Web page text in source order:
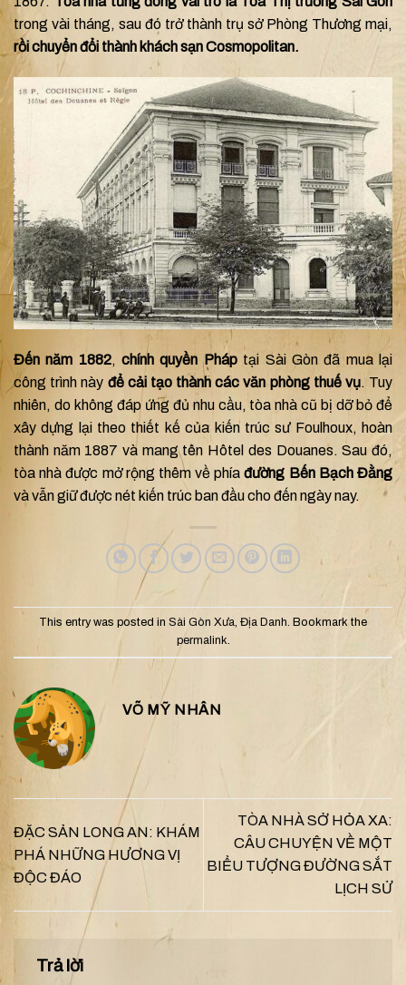
trong vài tháng, sau đó trở thành trụ sở Phòng Thương mại,
rồi chuyển đổi thành khách sạn Cosmopolitan.
Đến năm 1882,chính quyền Pháptại Sài Gòn đã mua lại
công trình này để cải tạo thành các văn phòng thuế vụ. Tuy
nhiên, do không đáp ứng đủ nhu cầu, tòa nhà cũ bị dỡ bỏ để
xây dựng lại theo thiết kế của kiến trúc sư Foulhoux, hoàn
thành năm 1887 và mang tên Hôtel des Douanes. Sau đó,
tòa nhà được mở rộng thêm về phíađường Bến Bạch Đằng
và vẫn giữ được nét kiến trúc ban đầu cho đến ngày nay.
This entry was posted in Sài Gòn Xưa, Địa Danh. Bookmark the
permalink.
VÕ MỸ NHÂN
ĐẶC SẢN LONG AN: KHÁM
PHÁ NHỮNG HƯƠNG VỊ
ĐỘC ĐÁO
TÒA NHÀ SỞ HỎA XA:
CÂU CHUYỆN VỀ MỘT
BIỂU TƯỢNG ĐƯỜNG SẮT
LỊCH SỬ
Trả lời